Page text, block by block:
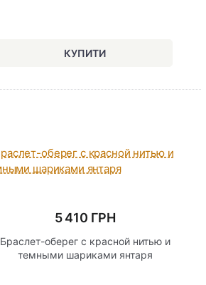
5 410 ГРН
Браслет-оберег с красной нитью и
темными шариками янтаря